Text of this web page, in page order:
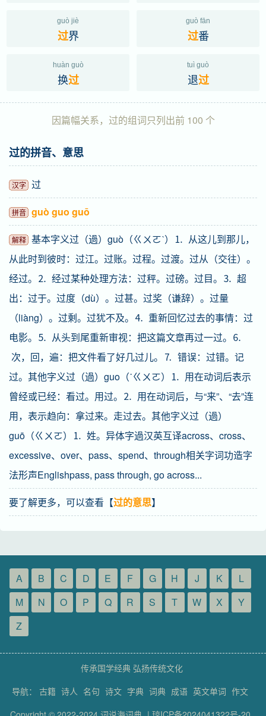
guò jiè
过界
guò fān
过番
huàn guò
换过
tuì guò
退过
因篇幅关系，过的组词只列出前 100 个
过的拼音、意思
汉字 过
拼音 guò guo guō
解释 基本字义过（過）guò（ㄍㄨㄛˋ）⒈ 从这儿到那儿，
从此时到彼时：过江。过账。过程。过渡。过从（交往）。
经过。⒉ 经过某种处理方法：过秤。过磅。过目。⒊ 超
出：过于。过度（dù）。过甚。过奖（谦辞）。过量
（liàng）。过剩。过犹不及。⒋ 重新回忆过去的事情：过
电影。⒌ 从头到尾重新审视：把这篇文章再过一过。⒍
次，回，遍：把文件看了好几过儿。⒎ 错误：过错。记
过。其他字义过（過）guo（˙ㄍㄨㄛ）⒈ 用在动词后表示
曾经或已经：看过。用过。⒉ 用在动词后，与“来”、“去”连
用，表示趋向：拿过来。走过去。其他字义过（過）
guō（ㄍㄨㄛ）⒈ 姓。异体字過汉英互译across、cross、
excessive、over、pass、spend、through相关字词功造字
法形声Englishpass, pass through, go across...
要了解更多，可以查看【过的意思】
A B C D E F G H J K
L
M
N O P Q R S T W X
Y
Z
传承国学经典 弘扬传统文化
导航： 古籍 诗人 名句 诗文 字典 词典 成语 英文单词 作文